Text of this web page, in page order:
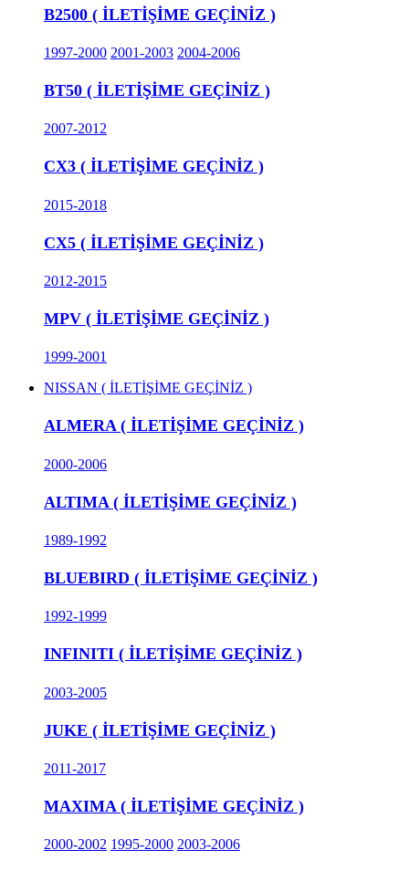
B2500 ( İLETİŞİME GEÇİNİZ )
1997-2000 2001-2003 2004-2006
BT50 ( İLETİŞİME GEÇİNİZ )
2007-2012
CX3 ( İLETİŞİME GEÇİNİZ )
2015-2018
CX5 ( İLETİŞİME GEÇİNİZ )
2012-2015
MPV ( İLETİŞİME GEÇİNİZ )
1999-2001
NISSAN ( İLETİŞİME GEÇİNİZ )
ALMERA ( İLETİŞİME GEÇİNİZ )
2000-2006
ALTIMA ( İLETİŞİME GEÇİNİZ )
1989-1992
BLUEBIRD ( İLETİŞİME GEÇİNİZ )
1992-1999
INFINITI ( İLETİŞİME GEÇİNİZ )
2003-2005
JUKE ( İLETİŞİME GEÇİNİZ )
2011-2017
MAXIMA ( İLETİŞİME GEÇİNİZ )
2000-2002 1995-2000 2003-2006